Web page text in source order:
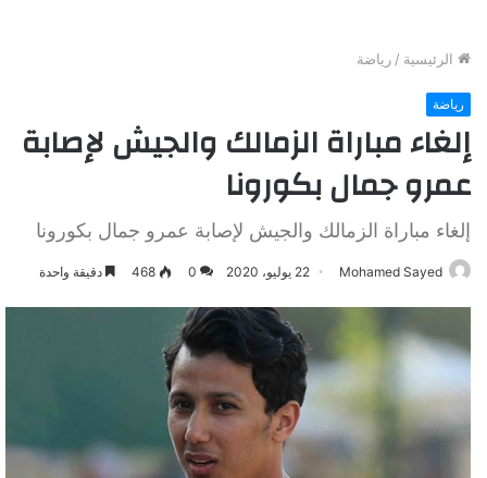
الرئيسية / رياضة
رياضة
إلغاء مباراة الزمالك والجيش لإصابة
عمرو جمال بكورونا
إلغاء مباراة الزمالك والجيش لإصابة عمرو جمال بكورونا
Mohamed Sayed 22 يوليو، 2020 0
468 دقيقة واحدة